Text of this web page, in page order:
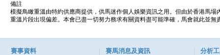
備註
模擬鳥瞰重溫由特約供應商提供，供馬迷作個人娛樂資訊之用。但由於香港馬
重溫片段出現偏差。本會已盡一切努力務求有關資料盡可能準確，馬會就此並
賽事資料 賽馬消息及資訊 分析